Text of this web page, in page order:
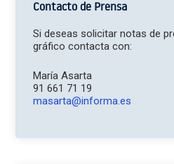
Contacto de Prensa
Si deseas solicitar notas de
gráfico contacta con:
María Asarta
91 661 71 19
masarta@informa.es